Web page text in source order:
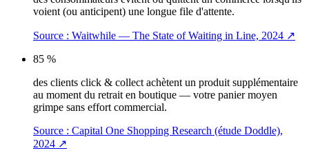
voient (ou anticipent) une longue file d'attente.
Source : Waitwhile — The State of Waiting in Line, 2024 ↗
85 %
des clients click & collect achètent un produit supplémentaire
au moment du retrait en boutique — votre panier moyen
grimpe sans effort commercial.
Source : Capital One Shopping Research (étude Doddle),
2024 ↗